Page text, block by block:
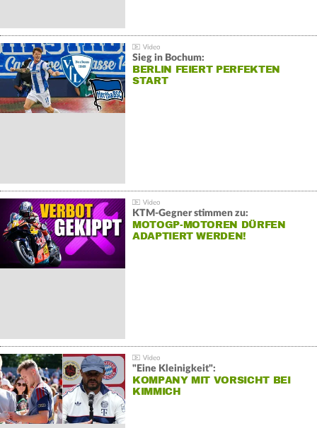
Sieg in Bochum:
BERLIN FEIERT PERFEKTEN
START
KTM-Gegner stimmen zu:
MOTOGP-MOTOREN DÜRFEN
ADAPTIERT WERDEN!
"Eine Kleinigkeit":
KOMPANY MIT VORSICHT BEI
KIMMICH